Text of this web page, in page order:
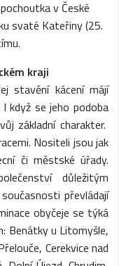
v České
svaté Kateřiny (25.
kraji
stavění kácení májí
když se jeho podoba
základní charakter.
Nositeli jsou jak
či městské úřady.
důležitým
převládají
obyčeje se týká
Benátky u Litomyšle,
Cerekvice nad